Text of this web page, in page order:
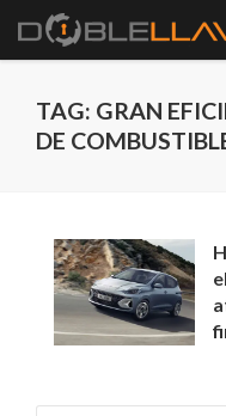
TAG: GRAN
DE